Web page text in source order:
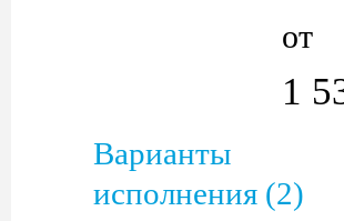
от
1
Варианты
исполнения (2)